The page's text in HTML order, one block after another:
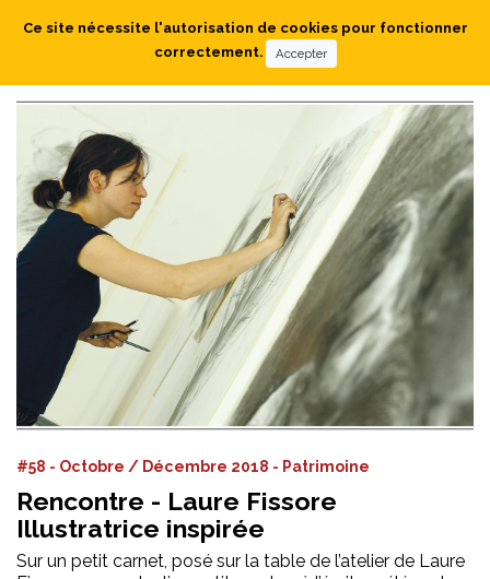
#58 - Octobre / Décembre 2018 - Patrimoine
Rencontre - Laure Fissore
Illustratrice inspirée
Sur un petit carnet, posé sur la table de l’atelier de Laure
Ce site nécessite l'autorisation de cookies pour fonctionner
correctement.
Accepter